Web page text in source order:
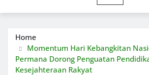
Home
Momentum Hari Kebangkitan
Permana Dorong Penguatan
Kesejahteraan Rakyat